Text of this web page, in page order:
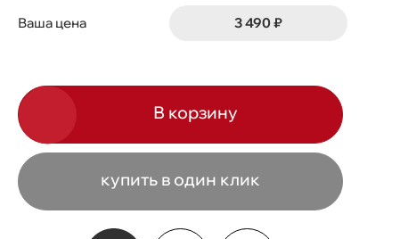
Ваша цена 3 490 ₽
В корзину
купить в один клик